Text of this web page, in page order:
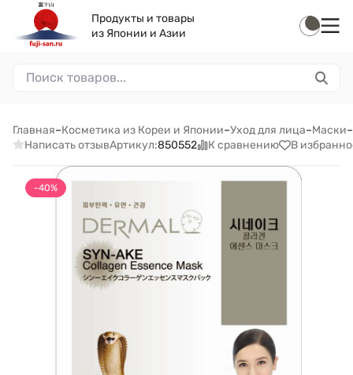
Продукты и товары
из Японии и Азии
Главная–Косметика из Кореи и Японии–Уход для лица–Маски–
Написать отзывАртикул:850552 К сравнению В
-40%